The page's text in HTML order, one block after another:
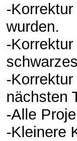
-
wurden.
-
-
nächsten
-Alle
-Kleinere